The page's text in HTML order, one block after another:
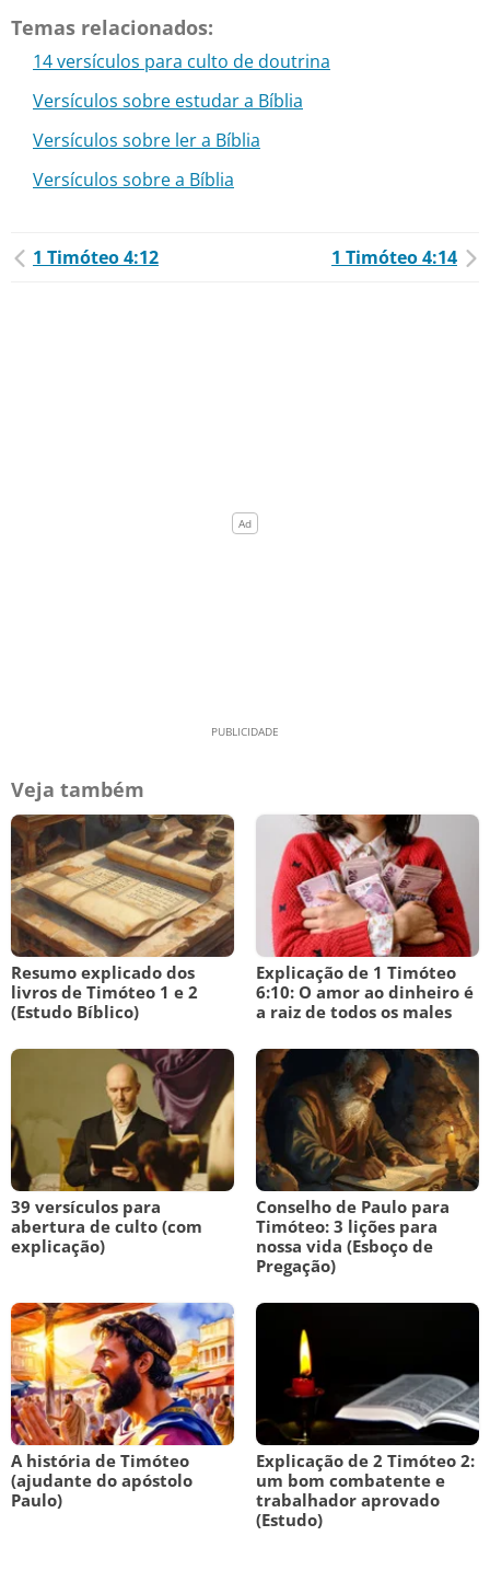
Temas relacionados:
14 versículos para culto de doutrina
Versículos sobre estudar a Bíblia
Versículos sobre ler a Bíblia
Versículos sobre a Bíblia
1 Timóteo 4:12 1 Timóteo 4:14
Veja também
Resumo explicado dos
livros de Timóteo 1 e 2
(Estudo Bíblico)
Explicação de 1 Timóteo
6:10: O amor ao dinheiro é
a raiz de todos os males
39 versículos para
abertura de culto (com
explicação)
Conselho de Paulo para
Timóteo: 3 lições para
nossa vida (Esboço de
Pregação)
A história de Timóteo
(ajudante do apóstolo
Paulo)
Explicação de 2 Timóteo 2:
um bom combatente e
trabalhador aprovado
(Estudo)